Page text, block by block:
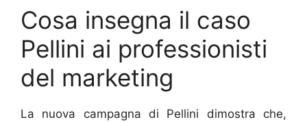
Cosa insegna il caso
Pellini ai professionisti
del marketing
La nuova campagna di Pellini dimostra che,